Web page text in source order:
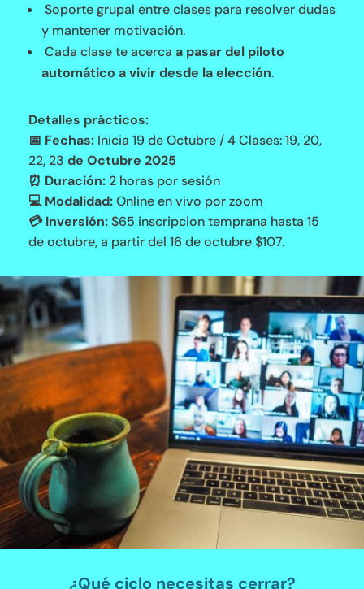
Soporte grupal entre clases para resolver dudas
y mantener motivación.
Cada clase te acerca a pasar del piloto
automático a vivir desde la elección.
Detalles prácticos:
📅 Fechas: Inicia 19 de Octubre / 4 Clases: 19, 20,
22, 23 de Octubre 2025
⏰ Duración: 2 horas por sesión
💻 Modalidad:Online en vivo por zoom
💳 Inversión:$65 inscripcion temprana hasta 15
de octubre, a partir del 16 de octubre $107.
¿Qué ciclo necesitas cerrar?